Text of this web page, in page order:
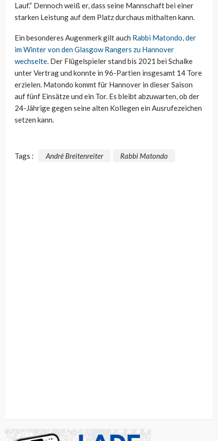
Lauf.“ Dennoch weiß er, dass seine Mannschaft bei einer
starken Leistung auf dem Platz durchaus mithalten kann.
Ein besonderes Augenmerk gilt auch Rabbi Matondo, der
im Winter von den Glasgow Rangers zu Hannover
wechselte . Der Flügelspieler stand bis 2021 bei Schalke
unter Vertrag und konnte in 96-Partien insgesamt 14 Tore
erzielen. Matondo kommt für Hannover in dieser Saison
auf fünf Einsätze und ein Tor. Es bleibt abzuwarten, ob der
24-Jährige gegen seine alten Kollegen ein Ausrufezeichen
setzen kann.
Tags : André Breitenreiter Rabbi Matondo